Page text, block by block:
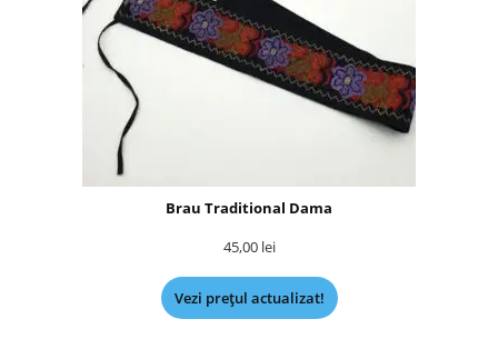
Brau Traditional Dama
45,00 lei
Vezi prețul actualizat!